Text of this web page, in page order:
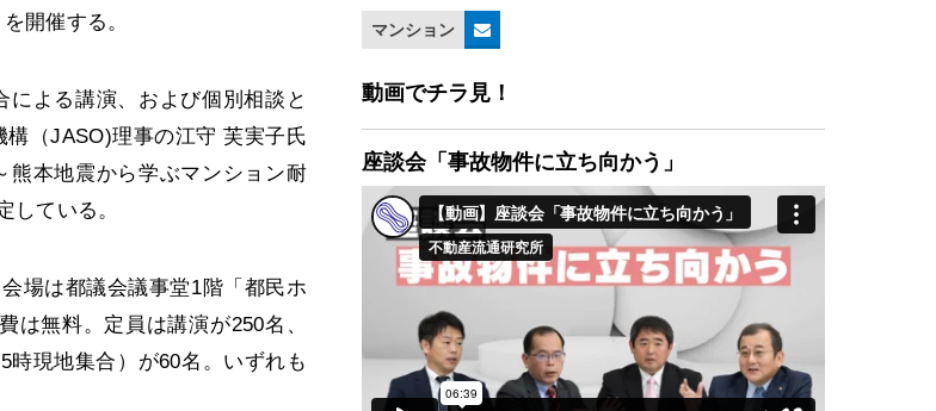
開催する。
よる講演、および個別相談と
（JASO)理事の江守 芙実子氏
熊本地震から学ぶマンション耐
している。
場は都議会議事堂1階「都民ホ
は無料。定員は講演が250名、
時現地集合）が60名。いずれも
マンション
動画でチラ見！
座談会「事故物件に立ち向かう」